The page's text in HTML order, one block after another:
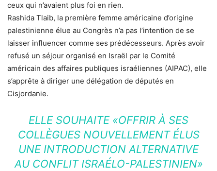
ceux qui n’avaient plus foi en rien.
Rashida Tlaib, la première femme américaine d’origine
palestinienne élue au Congrès n’a pas l’intention de se
laisser influencer comme ses prédécesseurs. Après avoir
refusé un séjour organisé en Israël par le Comité
américain des affaires publiques israéliennes (AIPAC), elle
s’apprête à diriger une délégation de députés en
Cisjordanie.
ELLE SOUHAITE «OFFRIR À SES
COLLÈGUES NOUVELLEMENT ÉLUS
UNE INTRODUCTION ALTERNATIVE
AU CONFLIT ISRAÉLO-PALESTINIEN»